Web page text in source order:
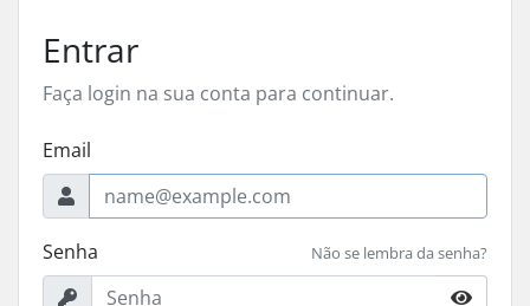
Entrar
Faça login na sua conta para continuar.
Email
Senha Não se lembra da senha?